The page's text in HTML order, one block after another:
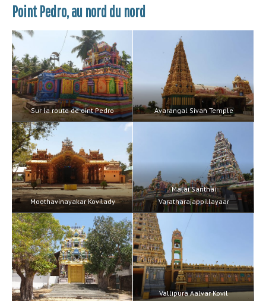
Point Pedro, au nord du nord
Sur la route de oint Pedro Avarangal Sivan Temple
Moothavinayakar Kovilady
Malai Santhai
Varatharajappillayaar
Vallipura Aalvar Kovil